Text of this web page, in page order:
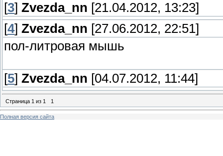
[3] Zvezda_nn [21.04.2012, 13:23]
[4] Zvezda_nn [27.06.2012, 22:51]
пол-литровая мышь
[5] Zvezda_nn [04.07.2012, 11:44]
Страница 1 из 1 1
Полная версия сайта